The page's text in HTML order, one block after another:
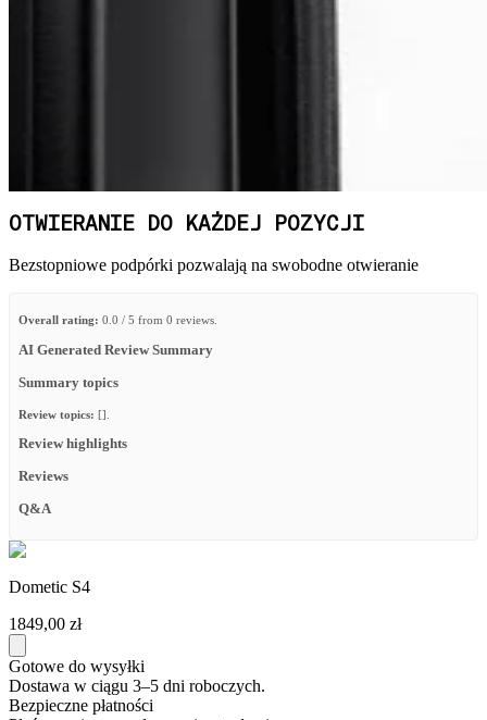
OTWIERANIE DO KAŻDEJ POZYCJI
Bezstopniowe podpórki pozwalają na swobodne otwieranie
Overall rating: 0.0 / 5 from 0 reviews.
AI Generated Review Summary
Summary topics
Review topics: [].
Review highlights
Reviews
Q&A
Dometic S4
1849,00 zł
Gotowe do wysyłki
Dostawa w ciągu 3–5 dni roboczych.
Bezpieczne płatności